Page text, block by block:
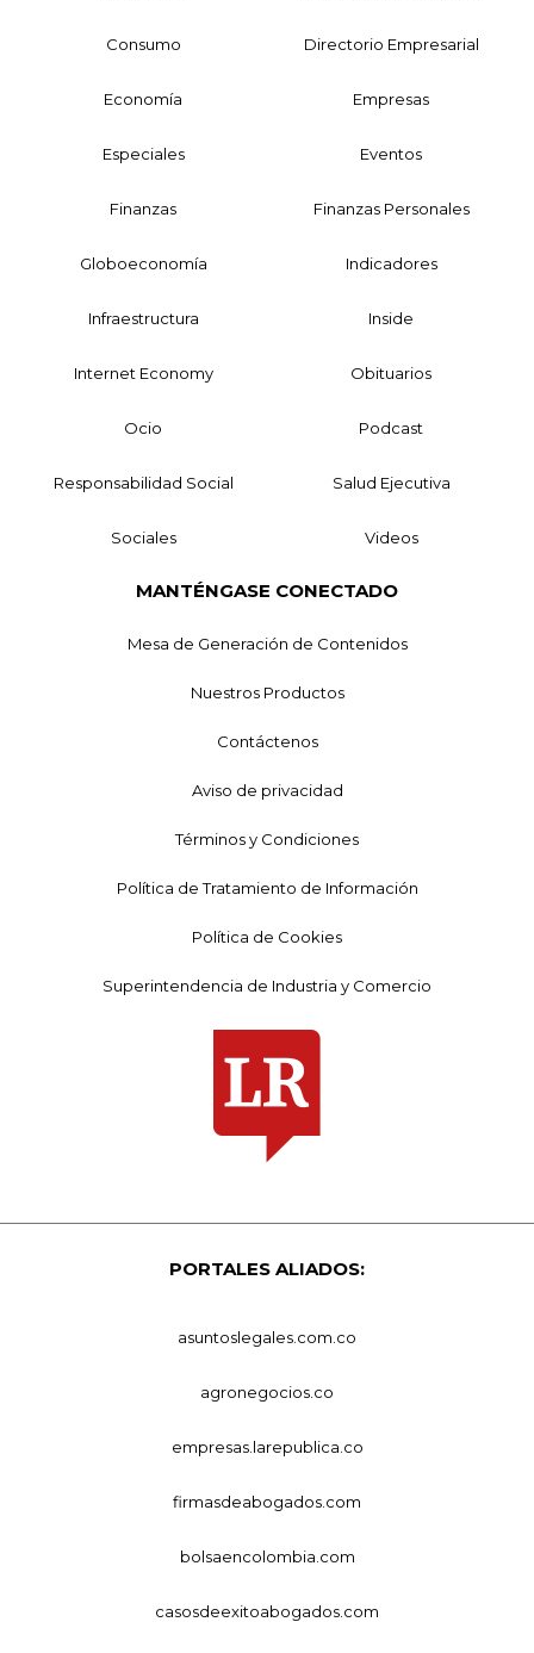
Consumo Directorio Empresarial
Economía Empresas
Especiales Eventos
Finanzas Finanzas Personales
Globoeconomía Indicadores
Infraestructura Inside
Internet Economy Obituarios
Ocio Podcast
Responsabilidad Social Salud Ejecutiva
Sociales Videos
MANTÉNGASE CONECTADO
Mesa de Generación de Contenidos
Nuestros Productos
Contáctenos
Aviso de privacidad
Términos y Condiciones
Política de Tratamiento de Información
Política de Cookies
Superintendencia de Industria y Comercio
PORTALES ALIADOS:
asuntoslegales.com.co
agronegocios.co
empresas.larepublica.co
firmasdeabogados.com
bolsaencolombia.com
casosdeexitoabogados.com